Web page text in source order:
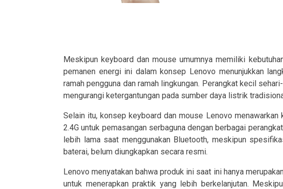
Meskipun keyboard dan mouse umumnya memiliki
pemanen energi ini dalam konsep Lenovo menunjukkan
ramah pengguna dan ramah lingkungan. Perangkat kecil
mengurangi ketergantungan pada sumber daya listrik
Selain itu, konsep keyboard dan mouse Lenovo
2.4G untuk pemasangan serbaguna dengan berbagai
lebih lama saat menggunakan Bluetooth, meskipun
baterai, belum diungkapkan secara resmi.
Lenovo menyatakan bahwa produk ini saat ini hanya
untuk menerapkan praktik yang lebih berkelanjutan.